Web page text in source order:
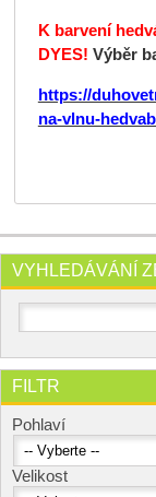
K barvení
DYES! Výběr
https://
na-vlnu-
VYHLEDÁVÁNÍ
FILTR
Pohlaví
Velikost